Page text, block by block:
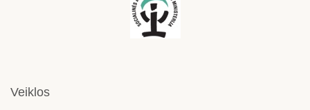
Veiklos